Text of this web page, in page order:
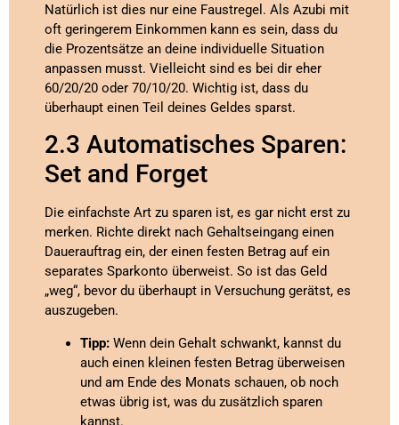
Natürlich ist dies nur eine Faustregel. Als Azubi mit
oft geringerem Einkommen kann es sein, dass du
die Prozentsätze an deine individuelle Situation
anpassen musst. Vielleicht sind es bei dir eher
60/20/20 oder 70/10/20. Wichtig ist, dass du
überhaupt einen Teil deines Geldes sparst.
2.3 Automatisches Sparen:
Set and Forget
Die einfachste Art zu sparen ist, es gar nicht erst zu
merken. Richte direkt nach Gehaltseingang einen
Dauerauftrag ein, der einen festen Betrag auf ein
separates Sparkonto überweist. So ist das Geld
„weg“, bevor du überhaupt in Versuchung gerätst, es
auszugeben.
Tipp: Wenn dein Gehalt schwankt, kannst du
auch einen kleinen festen Betrag überweisen
und am Ende des Monats schauen, ob noch
etwas übrig ist, was du zusätzlich sparen
kannst.